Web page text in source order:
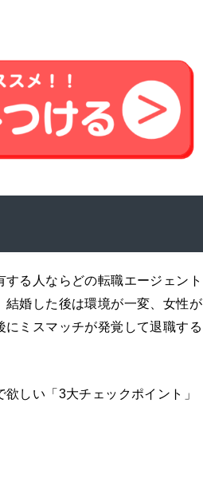
る人ならどの転職エージェント
婚した後は環境が一変、女性が
ミスマッチが発覚して退職する
しい「3大チェックポイント」